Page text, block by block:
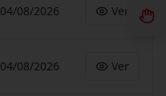
04/08/2026 Ver
04/08/2026 Ver